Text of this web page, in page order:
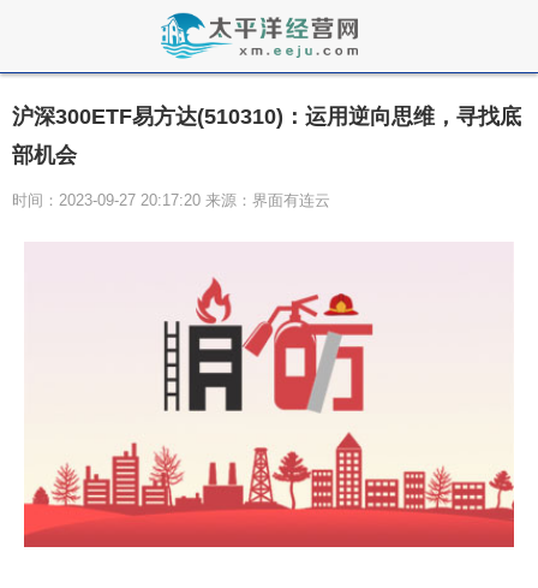
沪深300ETF易方达(510310)：运用逆向思维，寻找底
部机会
时间：2023-09-27 20:17:20 来源：界面有连云